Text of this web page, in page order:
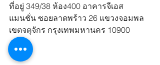
ที่อยู่ 349/38 ห้อง400 อาคารจีเอส
แมนชั่น ซอยลาดพร้าว 26 แขวงจอมพล
เขตจตุจักร กรุงเทพมหานคร 10900